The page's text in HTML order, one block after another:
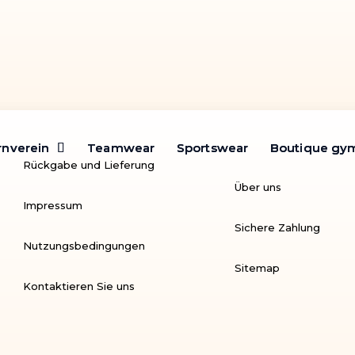
Teamwear Sportswear Boutique
Teamwear Sportswear Boutique
Rückgabe und Lieferung
Impressum
Nutzungsbedingungen
Kontaktieren Sie uns
Über uns
Sichere Zahlung
Sitemap